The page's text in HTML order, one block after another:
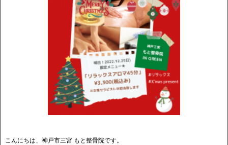
こんにちは、神戸市三宮 もと整骨院です。